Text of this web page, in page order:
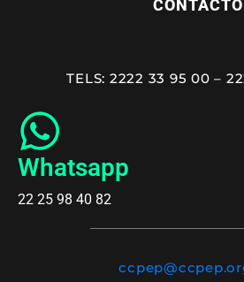
CONTACTO
TELS: 2222 33 95 00 –
Whatsapp
22 25 98 40 82